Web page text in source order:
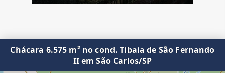
Chácara 6.575 m² no cond. Tibaia de São Fernando
II em São Carlos/SP